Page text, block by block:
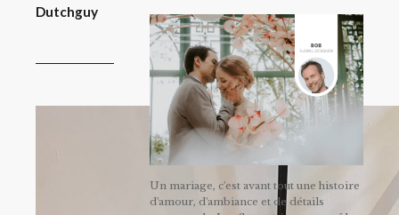
Dutchguy
Un mariage, c'est avant tout une histoire
d'amour, d'ambiance et de détails